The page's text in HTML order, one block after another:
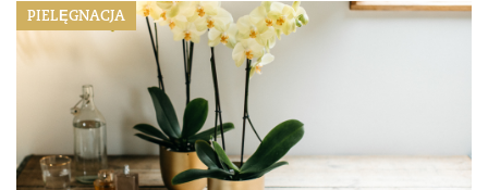
PIELĘGNACJA